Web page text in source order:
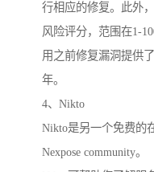
行相应的修复。此外
风险评分，范围在1-
用之前修复漏洞提供
年。
4、Nikto
Nikto是另一个免费的
Nexpose community。